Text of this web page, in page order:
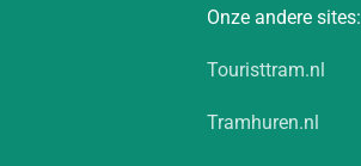
Onze andere sites:
Touristtram.nl
Tramhuren.nl